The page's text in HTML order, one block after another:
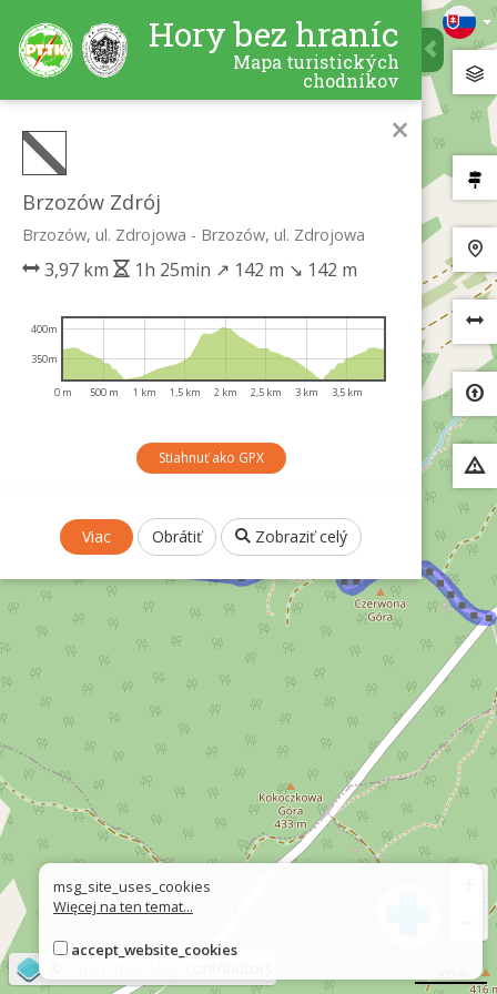
Hory bez hraníc
Mapa turistických
chodníkov
×
Brzozów Zdrój
Brzozów, ul. Zdrojowa - Brzozów, ul. Zdrojowa
3,97 km 1h 25min ↗ 142 m ↘ 142 m
0 m 500 m 1 km 1,5 km 2 km 2,5 km 3 km 3,5 km
350m
400m
Stiahnuť ako GPX
Viac Obrátiť Zobraziť celý
msg_site_uses_cookies
Więcej na ten temat...
accept_website_cookies